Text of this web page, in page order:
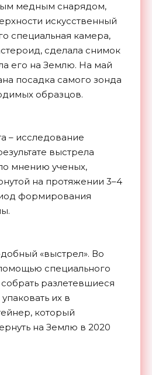
медным снарядом,
искусственный
специальная камера,
сделала снимок
его на Землю. На май
посадка самого зонда
образцов.
– исследование
выстрела
мнению ученых,
на протяжении 3–4
формирования
«выстрел». Во
специального
разлетевшиеся
их в
который
на Землю в 2020